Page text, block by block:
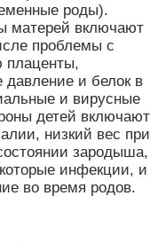
роды).
матерей включают
проблемы с
плаценты,
давление и белок в
и вирусные
детей включают
низкий вес при
зародыша,
инфекции, и
во время родов.